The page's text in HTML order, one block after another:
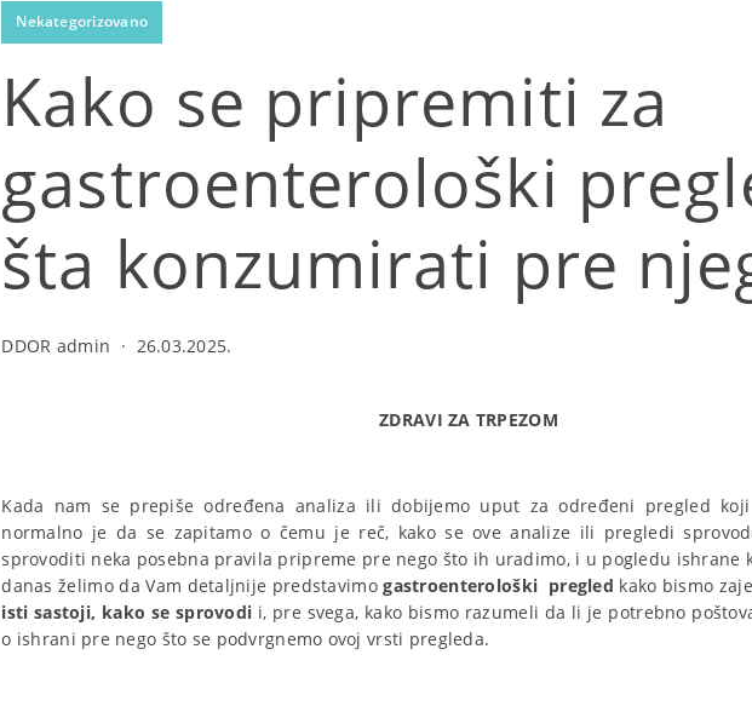
Nekategorizovano
Kako se pripremiti za
gastroenterološki
šta konzumirati pre
DDOR admin · 26.03.2025.
ZDRAVI ZA TRPEZOM
Kada nam se prepiše određena analiza ili dobijemo uput za određeni pregled
normalno je da se zapitamo o čemu je reč, kako se ove analize ili pregledi
sprovoditi neka posebna pravila pripreme pre nego što ih uradimo, i u pogledu ishrane
danas želimo da Vam detaljnije predstavimogastroenterološki pregled kako bismo
isti sastoji, kako se sprovodi i, pre svega, kako bismo razumeli da li je potrebno
o ishrani pre nego što se podvrgnemo ovoj vrsti pregleda.